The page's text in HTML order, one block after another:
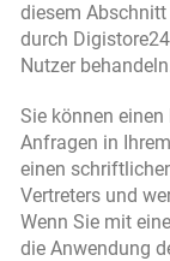
diesem
durch
Nutzer
Sie können
Anfragen in
einen
Vertreters und
Wenn Sie mit
die Anwendung